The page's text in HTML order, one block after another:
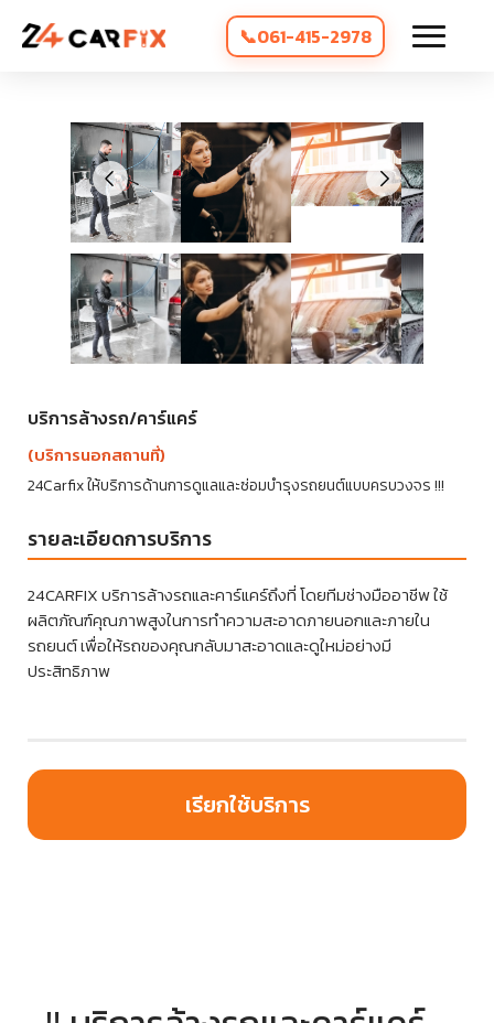
061-415-2978
บริการล้างรถ/คาร์แคร์
(บริการนอกสถานที่)
24Carfix ให้บริการด้านการดูแลและซ่อมบำรุงรถยนต์แบบครบวงจร !!!
รายละเอียดการบริการ
24CARFIX บริการล้างรถและคาร์แคร์ถึงที่ โดยทีมช่างมืออาชีพ ใช้
ผลิตภัณฑ์คุณภาพสูงในการทำความสะอาดภายนอกและภายใน
รถยนต์ เพื่อให้รถของคุณกลับมาสะอาดและดูใหม่อย่างมี
ประสิทธิภาพ
เรียกใช้บริการ